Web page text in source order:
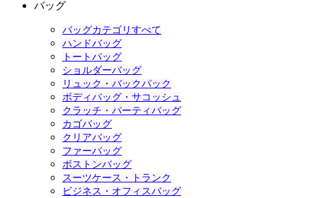
バッグ
バッグカテゴリすべて
ハンドバッグ
トートバッグ
ショルダーバッグ
リュック・バックパック
ボディバッグ・サコッシュ
クラッチ・パーティバッグ
カゴバッグ
クリアバッグ
ファーバッグ
ボストンバッグ
スーツケース・トランク
ビジネス・オフィスバッグ